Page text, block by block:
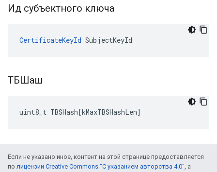
Ид субъектного ключа
CertificateKeyId SubjectKeyId
ТБШаш
uint8_t TBSHash[kMaxTBSHashLen]
Если не указано иное, контент на этой странице предоставляется
по лицензии Creative Commons "С указанием авторства 4.0", а